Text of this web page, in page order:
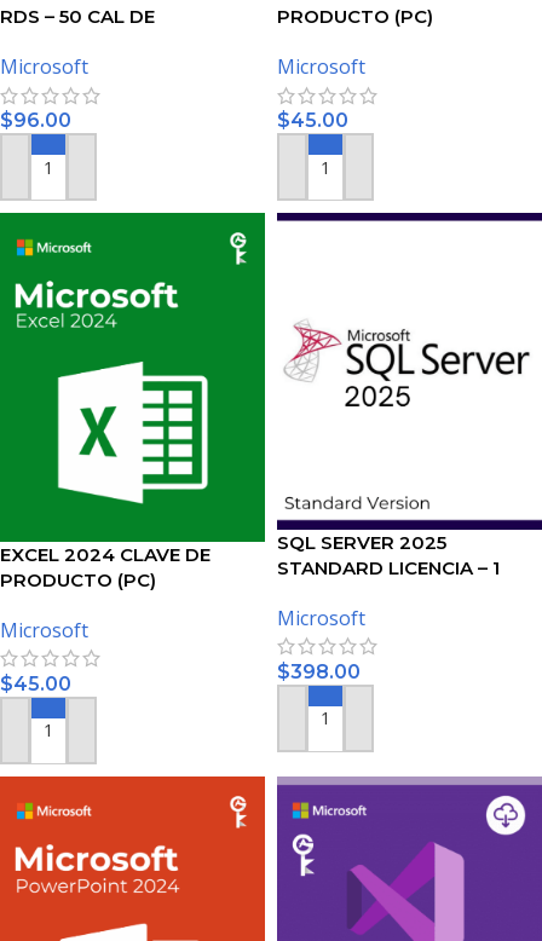
RDS – 50 CAL DE
Microsoft
$96.00
AÑADIR AL CARRITO
PRODUCTO (PC)
Microsoft
$45.00
AÑADIR AL CARRITO
EXCEL 2024 CLAVE DE
PRODUCTO (PC)
Microsoft
$45.00
AÑADIR AL CARRITO
SQL SERVER 2025
STANDARD LICENCIA – 1
Microsoft
$398.00
AÑADIR AL CARRITO